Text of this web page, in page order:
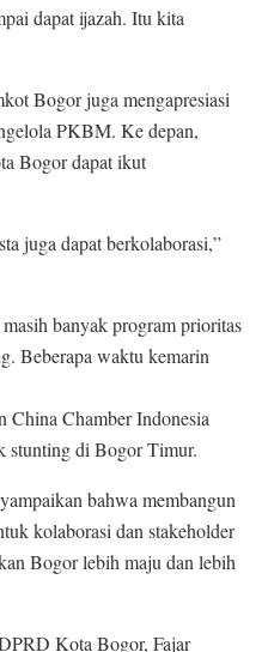
dapat ijazah. Itu kita
Bogor juga mengapresiasi
PKBM. Ke depan,
Bogor dapat ikut
juga dapat berkolaborasi,”
banyak program prioritas
Beberapa waktu kemarin
China Chamber Indonesia
stunting di Bogor Timur.
bahwa membangun
kolaborasi dan stakeholder
Bogor lebih maju dan lebih
Kota Bogor, Fajar